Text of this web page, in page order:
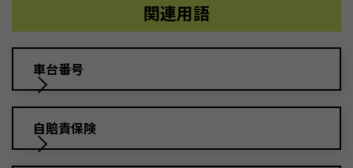
関連用語
車台番号
自賠責保険